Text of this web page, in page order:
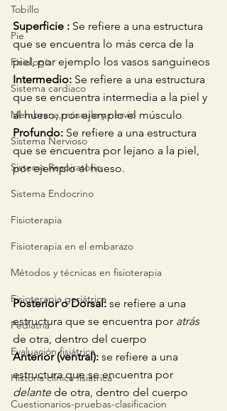
Tobillo
Pie
Fisiología
Sistema cardiaco
Membrana,músculo y nervio
Sistema Nervioso
Sistema Respiratorio
Sistema Endocrino
Fisioterapia
Fisioterapia en el embarazo
Métodos y técnicas en fisioterapia
Fisioterapia geriátrica
Pediatría
Evaluación fisiátrica
Historia clínica fisiátrica
Cuestionarios-pruebas-clasificacion
Superficie : Se refiere a una estructura
que se encuentra lo más cerca de la
piel, por ejemplo los vasos sanguíneos
Intermedio: Se refiere a una estructura
que se encuentra intermedia a la piel y
al hueso, por ejemplo el músculo
Profundo: Se refiere a una estructura
que se encuentra por lejano a la piel,
por ejemplo el hueso.
Posterior o Dorsal: se refiere a una
estructura que se encuentra por atrás
de otra, dentro del cuerpo
Anterior (ventral): se refiere a una
estructura que se encuentra por
delante de otra, dentro del cuerpo